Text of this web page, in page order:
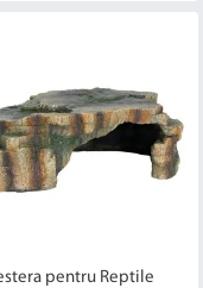
pentru Reptile